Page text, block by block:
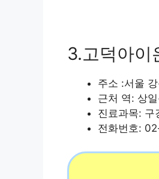
3.고덕아이
주소 :서울
근처 역: 상
진료과목: 구
전화번호: